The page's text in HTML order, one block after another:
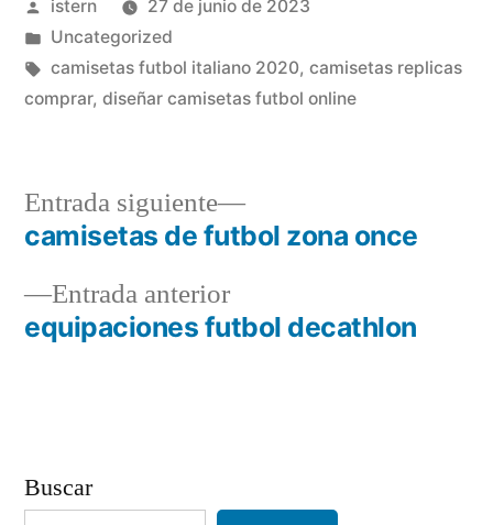
Publicado
por
istern
27 de junio de 2023
Publicado
en
Uncategorized
Etiquetas:
camisetas futbol italiano 2020, camisetas replicas
comprar, diseñar camisetas futbol online
Navegación
de
entradas
Entrada anteriorEntrada
anterior:
equipaciones futbol decathlon
Entrada siguiente
Entrada
siguiente:
camisetas de futbol zona once
Buscar